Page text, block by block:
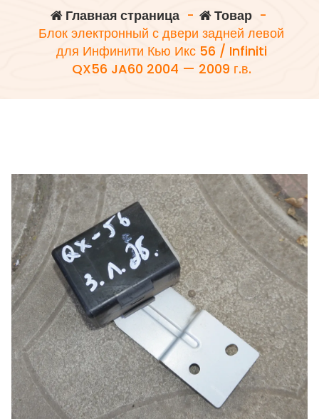
Главная страница- Товар-
Блок электронный с двери задней левой
для Инфинити Кью Икс 56 / Infiniti
QX56 JA60 2004 — 2009 г.в.